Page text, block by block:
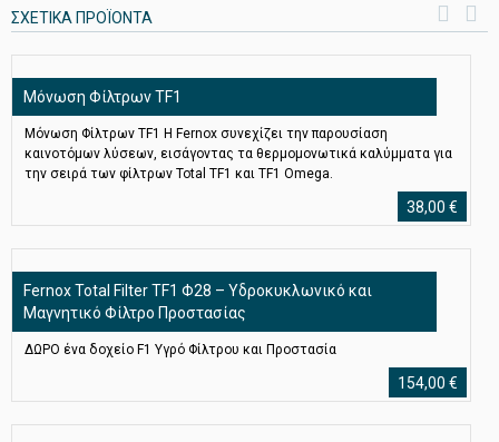
ΣΧΕΤΙΚΆ ΠΡΟΪΌΝΤΑ
Μόνωση Φίλτρων TF1
Μόνωση Φίλτρων TF1 Η Fernox συνεχίζει την παρουσίαση
καινοτόμων λύσεων, εισάγοντας τα θερμoμονωτικά καλύμματα για
την σειρά των φίλτρων Total TF1 και TF1 Omega.
38,00 €
Fernox Total Filter TF1 Φ28 – Υδροκυκλωνικό και
Μαγνητικό Φίλτρο Προστασίας
ΔΩΡΟ ένα δοχείο F1 Υγρό Φίλτρου και Προστασία
154,00 €